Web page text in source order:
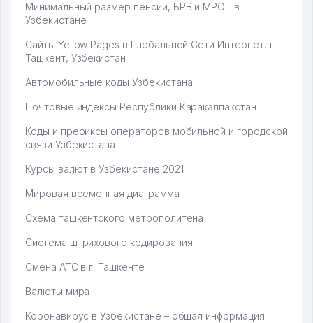
Минимальный размер пенсии, БРВ и МРОТ в
Узбекистане
Сайты Yellow Pages в Глобальной Сети Интернет, г.
Ташкент, Узбекистан
Автомобильные коды Узбекистана
Почтовые индексы Республики Каракалпакстан
Коды и префиксы операторов мобильной и городской
связи Узбекистана
Курсы валют в Узбекистане 2021
Мировая временная диаграмма
Схема ташкентского метрополитена
Система штрихового кодирования
Смена АТС в г. Ташкенте
Валюты мира
Коронавирус в Узбекистане – общая информация